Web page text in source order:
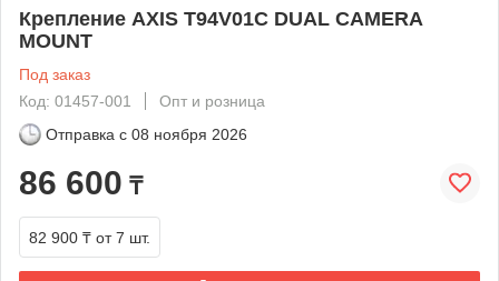
Крепление AXIS T94V01C DUAL CAMERA
MOUNT
Под заказ
Код: 01457-001
Опт и розница
Отправка с 08 ноября 2026
86 600 ₸
82 900 ₸ от 7 шт.